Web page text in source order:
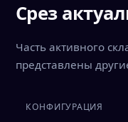
Срез
Часть активного
представлены
КОНФИГУРАЦИЯ